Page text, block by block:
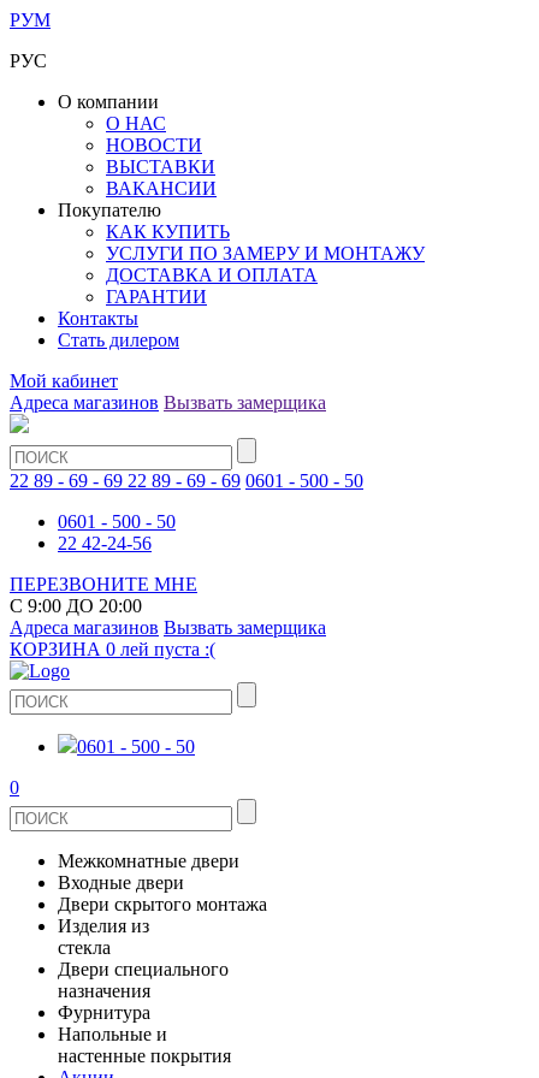
РУМ
РУС
О компании
О НАС
НОВОСТИ
ВЫСТАВКИ
ВАКАНСИИ
Покупателю
КАК КУПИТЬ
УСЛУГИ ПО ЗАМЕРУ И МОНТАЖУ
ДОСТАВКА И ОПЛАТА
ГАРАНТИИ
Контакты
Стать дилером
Мой кабинет
Адреса магазинов Вызвать замерщика
22 89 - 69 - 69 22 89 - 69 - 69 0601 - 500 - 50
0601 - 500 - 50
22 42-24-56
ПЕРЕЗВОНИТЕ МНЕ
С 9:00 ДО 20:00
Адреса магазинов Вызвать замерщика
КОРЗИНА 0 лей пуста :(
0601 - 500 - 50
0
Межкомнатные двери
ШПОНИРОВАНЫЕ
ЭКОШПОН
ЭМАЛЬ
ИЗ МАССИВА СОСНЫ
Входные двери
МЕТАЛЛИЧЕСКИЕ ДВЕРИ
В КВАРТИРУ
ДЛЯ ДОМА
Двери скрытого монтажа
СТЕКЛЯННЫЕ
ЗЕРКАЛЬНЫЕ
КЕРАМОГРАНИТ
Изделия из
стекла
ДВЕРИ
ДУШЕВЫЕ КАБИНЫ И ПЕРЕГОРОДКИ
Двери специального
назначения
ПРОТИВОПОЖАРНЫЕ
Фурнитура
ДВЕРНЫЕ РУЧКИ
Напольные и
настенные покрытия